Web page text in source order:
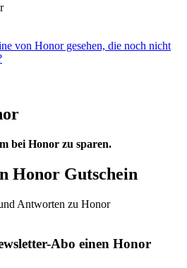
von Honor gesehen, die noch nicht
bei Honor zu sparen.
Honor Gutschein
Antworten zu Honor
Abo einen Honor